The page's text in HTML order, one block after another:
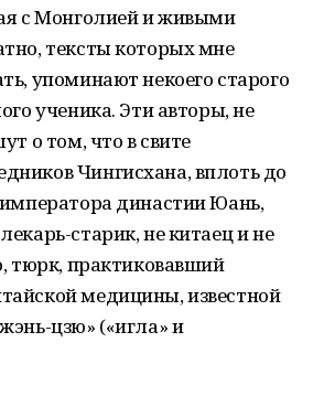
с Монголией и живыми
тексты которых мне
упоминают некоего старого
ученика. Эти авторы, не
о том, что в свите
Чингисхана, вплоть до
династии Юань,
старик, не китаец и не
тюрк, практиковавший
медицины, известной
цзю» («игла» и